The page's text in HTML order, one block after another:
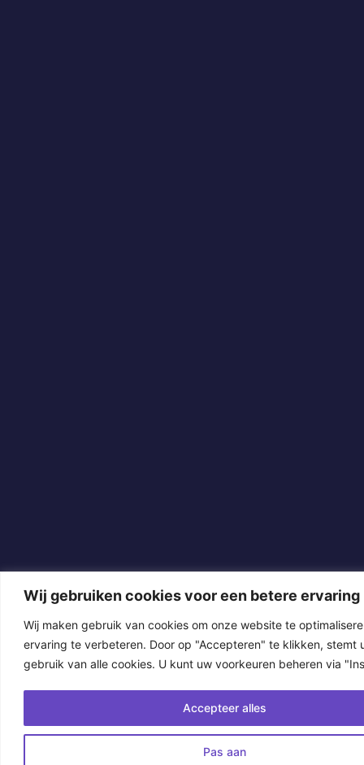
Wij gebruiken cookies voor een betere ervaring
Wij maken gebruik van cookies om onze website te
ervaring te verbeteren. Door op "Accepteren" te klikken, stemt
gebruik van alle cookies. U kunt uw voorkeuren beheren via
Pas aan
Accepteer alles